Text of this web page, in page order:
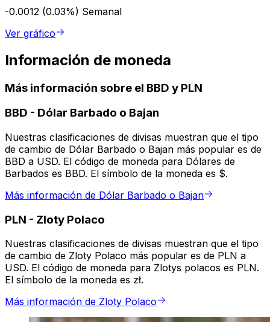
-0.0012 (0.03%) Semanal
Ver gráfico
Información de moneda
Más información sobre el BBD y PLN
BBD - Dólar Barbado o Bajan
Nuestras clasificaciones de divisas muestran que el tipo
de cambio de Dólar Barbado o Bajan más popular es de
BBD a USD. El código de moneda para Dólares de
Barbados es BBD. El símbolo de la moneda es $.
Más información de Dólar Barbado o Bajan
PLN - Zloty Polaco
Nuestras clasificaciones de divisas muestran que el tipo
de cambio de Zloty Polaco más popular es de PLN a
USD. El código de moneda para Zlotys polacos es PLN.
El símbolo de la moneda es zł.
Más información de Zloty Polaco